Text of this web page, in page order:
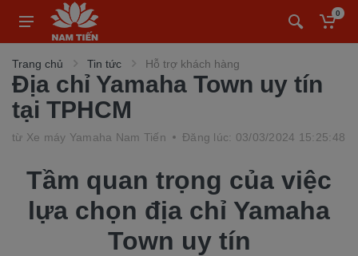
0
Trang chủ Tin tức Hỗ trợ khách hàng
Địa chỉ Yamaha Town uy tín
tại TPHCM
từ Xe máy Yamaha Nam Tiến Đăng lúc: 03/03/2024 15:25:48
Tầm quan trọng của việc
lựa chọn địa chỉ Yamaha
Town uy tín